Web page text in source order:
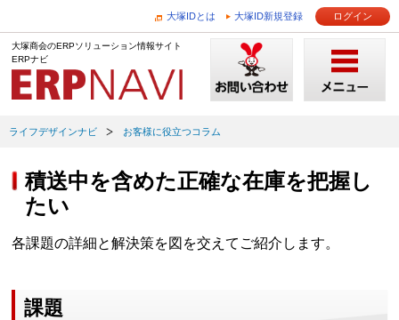
大塚IDとは 大塚ID新規登録 ログイン
大塚商会のERPソリューション情報サイト
ERPナビ
ライフデザインナビ お客様に役立つコラム
積送中を含めた正確な在庫を把握し
たい
各課題の詳細と解決策を図を交えてご紹介します。
課題